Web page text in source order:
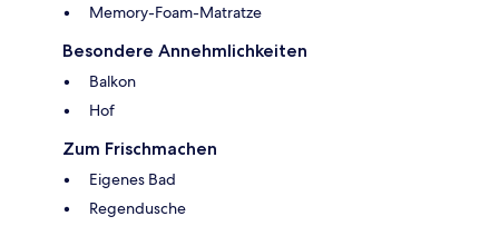
Memory-Foam-Matratze
Besondere Annehmlichkeiten
Balkon
Hof
Zum Frischmachen
Eigenes Bad
Regendusche